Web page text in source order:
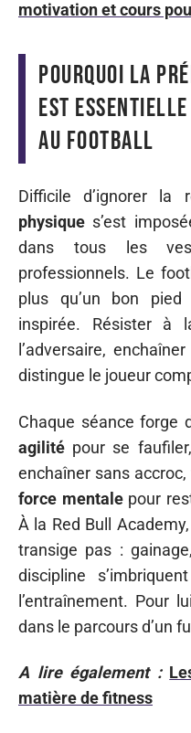
motivation et cours
Pourquoi la
est
au football
Difficile d’ignorer la
physique s’est
dans tous les
professionnels. Le
plus qu’un bon
inspirée. Résister à
l’adversaire,
distingue le joueur
Chaque séance forge
agilité pour se faufiler,
enchaîner sans accroc,
force mentalepour
À la Red Bull
transige pas :
discipline
l’entraînement. Pour
dans le parcours d’un
A lire également :
matière de fitness